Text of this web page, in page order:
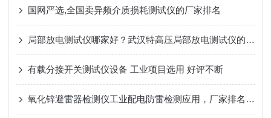
国网严选,全国卖异频介质损耗测试仪的厂家排名
局部放电测试仪哪家好？武汉特高压局部放电测试仪的技术应对
有载分接开关测试仪设备 工业项目选用 好评不断
氧化锌避雷器检测仪工业配电防雷检测应用，厂家排名选型参考